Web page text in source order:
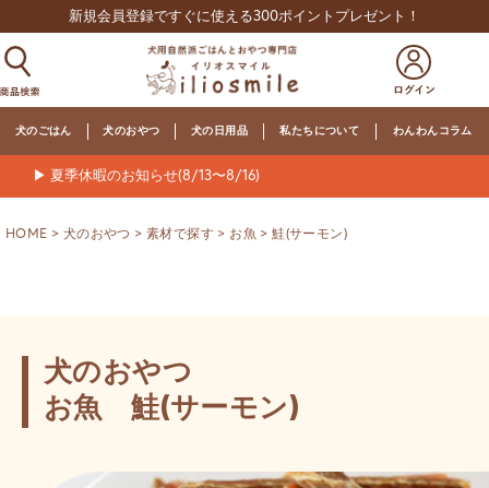
新規会員登録ですぐに使える300ポイントプレゼント！
犬のごはん 犬のおやつ 犬の日用品 私たちについて わんわんコラム
▶ 夏季休暇のお知らせ(8/13〜8/16)
HOME 犬のおやつ 素材で探す お魚 鮭(サーモン)
犬のおやつ
お魚 鮭(サーモン)